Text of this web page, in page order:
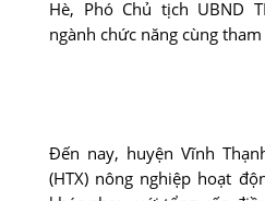
Hè, Phó Chủ tịch UBND
ngành chức năng cùng tham
Ðến nay, huyện Vĩnh
(HTX) nông nghiệp hoạt